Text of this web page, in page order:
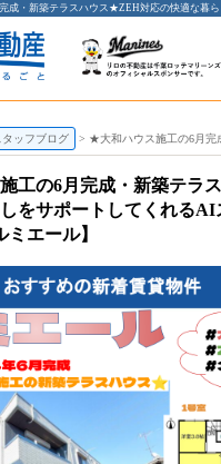
タッフブログ ★大和ハウス施工の6月完
工の6月完成・新築テラ
をサポートしてくれる
エール】